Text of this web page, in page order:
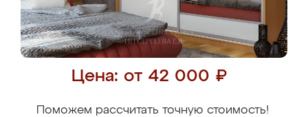
Цена: от 42 000 ₽
Поможем рассчитать точную стоимость!